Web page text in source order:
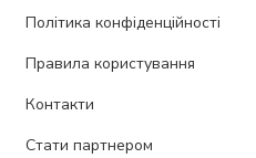
Політика конфіденційності
Правила користування
Контакти
Стати партнером